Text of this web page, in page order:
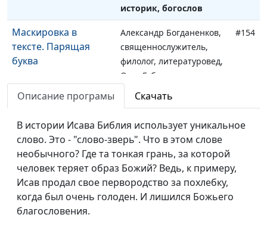
историк, богослов
Маскировка в
тексте. Парящая
буква
Александр Богданенков,
священнослужитель,
филолог, литературовед,
Олег Габрусевич,
#154
Разорванная буква и
"золотой клей"
искупления
Александр Богданенков,
священнослужитель,
филолог, литературовед,
Олег Габрусевич,
священнослужитель,
историк, богослов
#153
Описание програмы Скачать
В истории Исава Библия использует уникальное
слово. Это - "слово-зверь". Что в этом слове
необычного? Где та тонкая грань, за которой
человек теряет образ Божий? Ведь, к примеру,
Исав продал свое первородство за похлебку,
когда был очень голоден. И лишился Божьего
благословения.